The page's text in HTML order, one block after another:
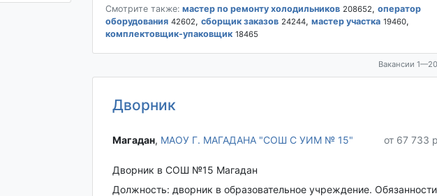
Смотрите также: мастер по ремонту холодильников 208652, оператор
оборудования 42602, сборщик заказов 24244, мастер участка 19460,
комплектовщик-упаковщик 18465
Вакансии
Дворник
Магадан‎, МАОУ Г. МАГАДАНА "СОШ С УИМ № 15" от 67 733
Дворник в СОШ №15 Магадан
Должность: дворник в образовательное учреждение.